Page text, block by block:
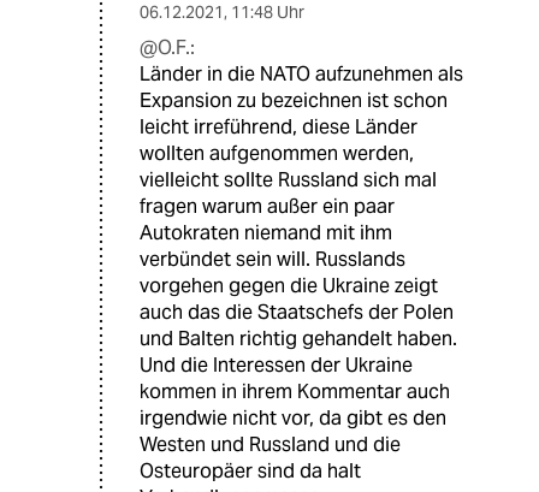
06.12.2021, 11:48 Uhr
@O.F.:
Länder in die NATO aufzunehmen als
Expansion zu bezeichnen ist schon
leicht irreführend, diese Länder
wollten aufgenommen werden,
vielleicht sollte Russland sich mal
fragen warum außer ein paar
Autokraten niemand mit ihm
verbündet sein will. Russlands
vorgehen gegen die Ukraine zeigt
auch das die Staatschefs der Polen
und Balten richtig gehandelt haben.
Und die Interessen der Ukraine
kommen in ihrem Kommentar auch
irgendwie nicht vor, da gibt es den
Westen und Russland und die
Osteuropäer sind da halt